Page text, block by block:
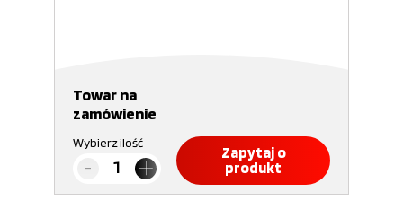
Towar na
zamówienie
Wybierz ilość
Zapytaj o
produkt